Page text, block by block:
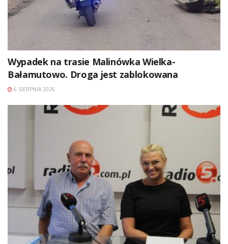
Wypadek na trasie Malinówka Wielka-
Bałamutowo. Droga jest zablokowana
6 SIERPNIA 2026